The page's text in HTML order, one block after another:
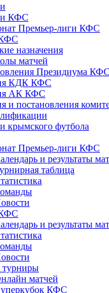
КФС
Премьер-лиги КФС
назначения
матчей
Президиума КФС
КДК КФС
АК КФС
и постановления
крымского футбола
Премьер-лиги КФС
и результаты
таблица
и результаты
турниры
матчей
КФС